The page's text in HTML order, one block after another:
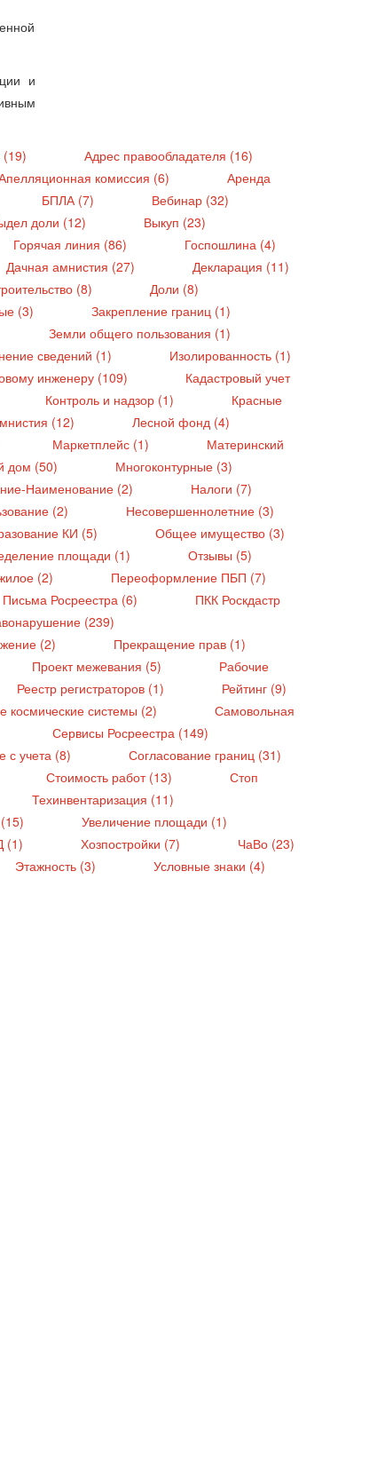
и
(19)
Адрес правообладателя (16)
комиссия (6)
Аренда
БПЛА (7)
Вебинар (32)
доли (12)
Выкуп (23)
Горячая линия (86)
Госпошлина (4)
Дачная амнистия (27)
Декларация (11)
(8)
Доли (8)
(3)
Закрепление границ (1)
Земли общего пользования (1)
сведений (1)
Изолированность (1)
инженеру (109)
Кадастровый учет
Контроль и надзор (1)
Красные
(12)
Лесной фонд (4)
Маркетплейс (1)
Материнский
дом (50)
Многоконтурные (3)
Наименование (2)
Налоги (7)
(2)
Несовершеннолетние (3)
КИ (5)
Общее имущество (3)
площади (1)
Отзывы (5)
(2)
Переоформление ПБП (7)
Письма Росреестра (6)
ПКК Роскдастр
(239)
(2)
Прекращение прав (1)
Проект межевания (5)
Рабочие
Реестр регистраторов (1)
Рейтинг (9)
космические системы (2)
Самовольная
Сервисы Росреестра (149)
с учета (8)
Согласование границ (31)
Стоимость работ (13)
Стоп
Техинвентаризация (11)
Увеличение площади (1)
(1) Хозпостройки (7)
ЧаВо (23)
Этажность (3) Условные знаки (4)